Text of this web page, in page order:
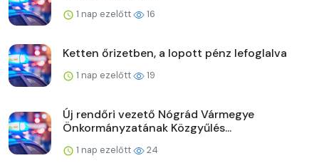
1 nap ezelőtt 16
Ketten őrizetben, a lopott pénz lefoglalva
1 nap ezelőtt 19
Új rendőri vezető Nógrád Vármegye
Önkormányzatának Közgyűlés...
1 nap ezelőtt 24